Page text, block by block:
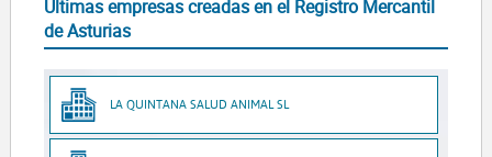
Últimas empresas creadas en el Registro Mercantil
de Asturias
LA QUINTANA SALUD ANIMAL SL